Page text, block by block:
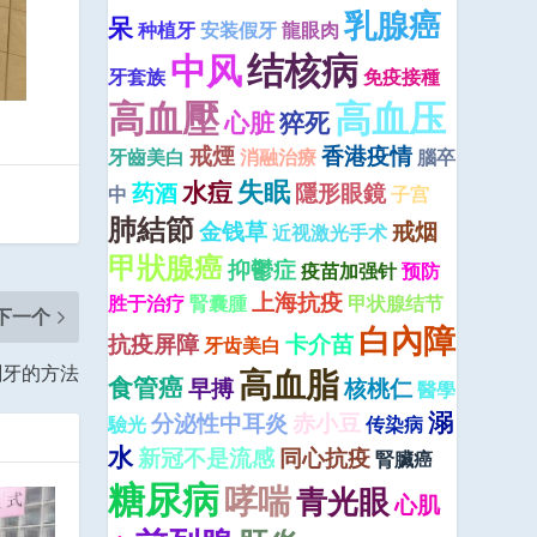
一个
的方法
呆种植牙安装假牙龍眼肉 乳腺癌
牙套族 中风结核病免疫接種
高血壓心脏猝死高血压
牙齒美白 戒煙消融治療香港疫情 腦卒
中 药酒水痘失眠隱形眼鏡子宫
肺結節金钱草近视激光手术戒烟
甲狀腺癌抑鬱症疫苗加强针预防
胜于治疗腎囊腫上海抗疫 甲状腺结节
抗疫屏障牙齿美白 卡介苗 白內障
食管癌早搏高血脂核桃仁醫學
驗光分泌性中耳炎赤小豆传染病溺
水新冠不是流感同心抗疫腎臟癌
糖尿病哮喘青光眼心肌